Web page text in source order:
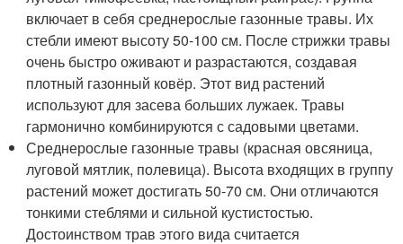
включает в себя среднерослые газонные травы. Их
стебли имеют высоту 50-100 см. После стрижки травы
очень быстро оживают и разрастаются, создавая
плотный газонный ковёр. Этот вид растений
используют для засева больших лужаек. Травы
гармонично комбинируются с садовыми цветами.
Среднерослые газонные травы (красная овсяница,
луговой мятлик, полевица). Высота входящих в группу
растений может достигать 50-70 см. Они отличаются
тонкими стеблями и сильной кустистостью.
Достоинством трав этого вида считается